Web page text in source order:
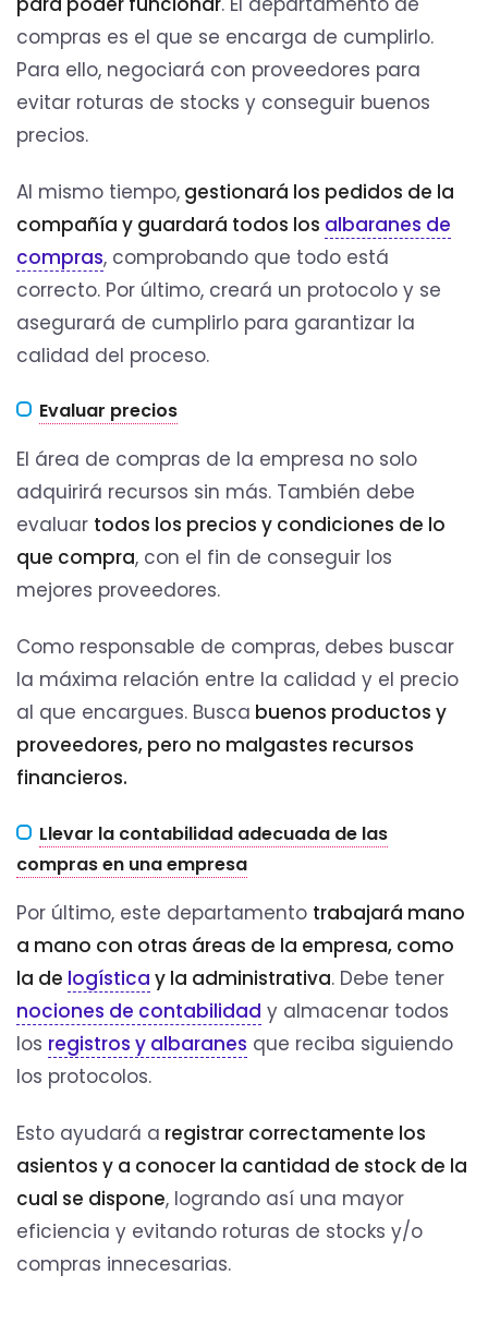
compras es el que se encarga de cumplirlo.
Para ello, negociará con proveedores para
evitar roturas de stocks y conseguir buenos
precios.
Al mismo tiempo, gestionará los pedidos de la
compañía y guardará todos los albaranes de
compras, comprobando que todo está
correcto. Por último, creará un protocolo y se
asegurará de cumplirlo para garantizar la
calidad del proceso.
Evaluar precios
El área de compras de la empresa no solo
adquirirá recursos sin más. También debe
evaluar todos los precios y condiciones de lo
que compra, con el fin de conseguir los
mejores proveedores.
Como responsable de compras, debes buscar
la máxima relación entre la calidad y el precio
al que encargues. Busca buenos productos y
proveedores, pero no malgastes recursos
financieros.
Llevar la contabilidad adecuada de las
compras en una empresa
Por último, este departamento trabajará mano
a mano con otras áreas de la empresa, como
la de logística y la administrativa. Debe tener
nociones de contabilidad y almacenar todos
los registros y albaranes que reciba siguiendo
los protocolos.
Esto ayudará a registrar correctamente los
asientos y a conocer la cantidad de stock de la
cual se dispone, logrando así una mayor
eficiencia y evitando roturas de stocks y/o
compras innecesarias.